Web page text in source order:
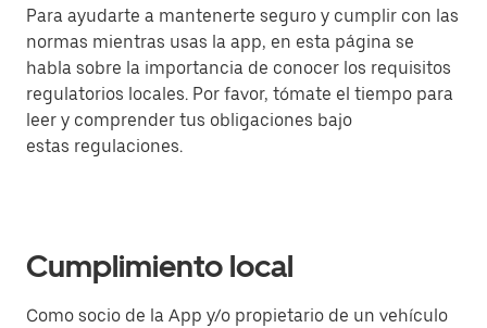
Para ayudarte a mantenerte seguro y cumplir con las
normas mientras usas la app, en esta página se
habla sobre la importancia de conocer los requisitos
regulatorios locales. Por favor, tómate el tiempo para
leer y comprender tus obligaciones bajo
estas regulaciones.
Cumplimiento local
Como socio de la App y/o propietario de un vehículo